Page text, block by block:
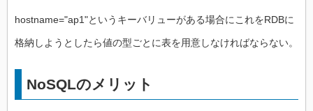
hostname="ap1"というキーバリューがある場合にこれをRDBに
格納しようとしたら値の型ごとに表を用意しなければならない。
NoSQLのメリット